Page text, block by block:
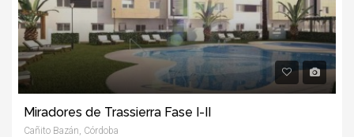
Miradores de Trassierra Fase I-II
Cañito Bazán, Córdoba